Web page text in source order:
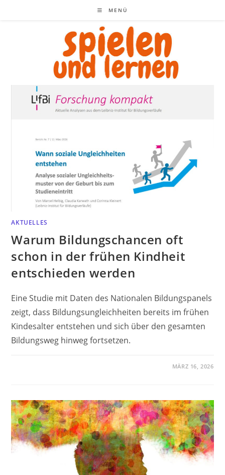
MENÜ
AKTUELLES
Warum Bildungschancen oft
schon in der frühen Kindheit
entschieden werden
Eine Studie mit Daten des Nationalen Bildungspanels
zeigt, dass Bildungsungleichheiten bereits im frühen
Kindesalter entstehen und sich über den gesamten
Bildungsweg hinweg fortsetzen.
MÄRZ 16, 2026